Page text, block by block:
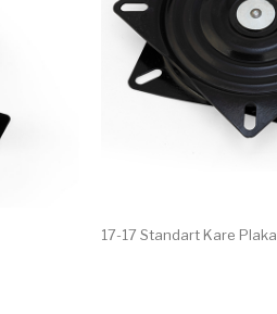
17-17 Standart Kare Plaka